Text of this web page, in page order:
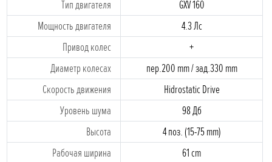
Tип двигателя
GXV 160
Мощность двигателя
4.3 Лc
Привод колес
+
Диаметр колесаx
пер.200 mm / зад.330 mm
Скорость движения
Hidrostatic Drive
Уровень шума
98 Дб
Высота
4 поз. (15-75 mm)
Рабочая ширина
61 cm